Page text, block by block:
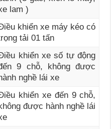
lam )
khiển xe máy kéo có
tải 01 tấn
khiển xe số tự động
9 chỗ, không được
nghề lái xe
khiển xe đến 9 chỗ,
được hành nghề lái